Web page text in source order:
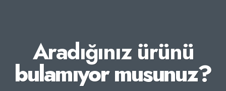
Aradığınız ürünü
bulamıyor musunuz?